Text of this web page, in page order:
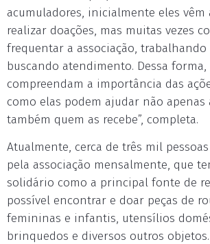
acumuladores, inicialmente eles vêm
realizar doações, mas muitas vezes
frequentar a associação,
buscando atendimento. Dessa
compreendam a importância das
como elas podem ajudar não apenas
também quem as recebe”, completa.
Atualmente, cerca de três mil
pela associação mensalmente, que
solidário como a principal fonte de
possível encontrar e doar peças de
femininas e infantis, utensílios
brinquedos e diversos outros